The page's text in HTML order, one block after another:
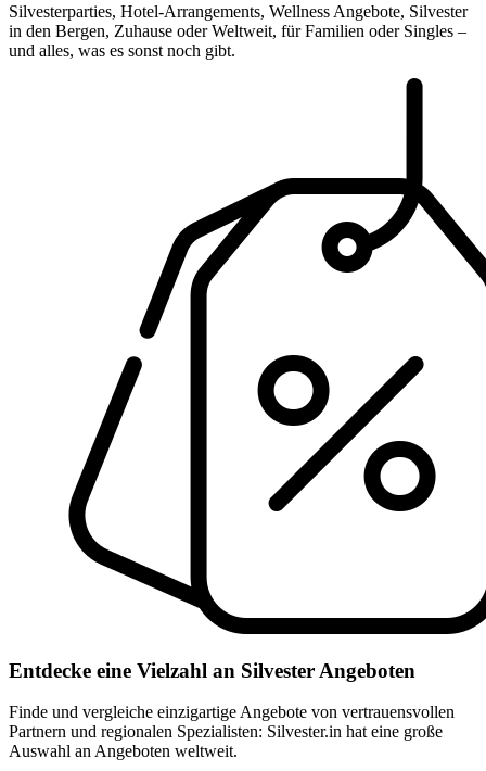
Silvesterparties, Hotel-Arrangements, Wellness Angebote, Silvester
in den Bergen, Zuhause oder Weltweit, für Familien oder Singles –
und alles, was es sonst noch gibt.
Entdecke eine Vielzahl an Silvester Angeboten
Finde und vergleiche einzigartige Angebote von vertrauensvollen
Partnern und regionalen Spezialisten: Silvester.in hat eine große
Auswahl an Angeboten weltweit.